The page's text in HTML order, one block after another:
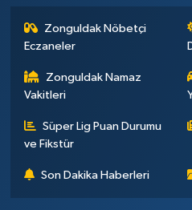
Zonguldak Nöbetçi
Eczaneler
Zonguldak Namaz
Vakitleri
Süper Lig Puan Durumu
ve Fikstür
Son Dakika Haberleri